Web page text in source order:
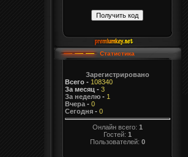
Статистика
Зарегистрировано
Всего- 108340
За месяц - 3
За неделю- 1
Вчера- 0
Сегодня- 0
Онлайн всего: 1
Гостей: 1
Пользователей: 0